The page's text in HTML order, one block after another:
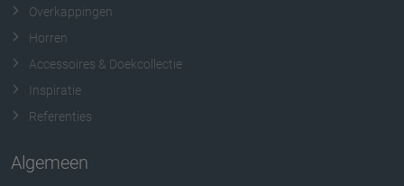
Overkappingen
Horren
Accessoires & Doekcollectie
Inspiratie
Referenties
Algemeen